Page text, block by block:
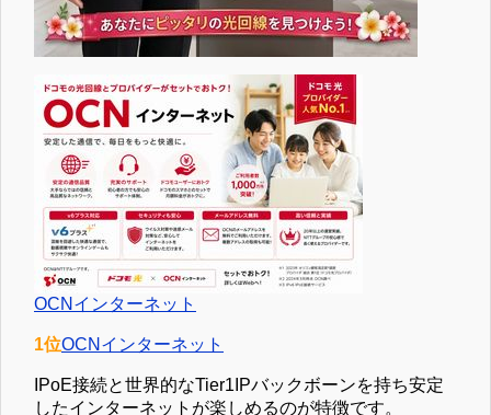
OCNインターネット
1位OCNインターネット
IPoE接続と世界的なTier1IPバックボーンを持ち安定
したインターネットが楽しめるのが特徴です。